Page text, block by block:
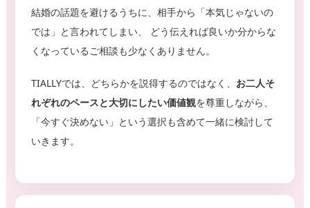
結婚の話題を避けるうちに、相手から「本気じゃないの
では」と言われてしまい、 どう伝えれば良いか分からな
くなっているご相談も少なくありません。
TIALLYでは、どちらかを説得するのではなく、 お二人そ
れぞれのペースと大切にしたい価値観を尊重しながら、
「今すぐ決めない」という選択も含めて一緒に検討して
いきます。